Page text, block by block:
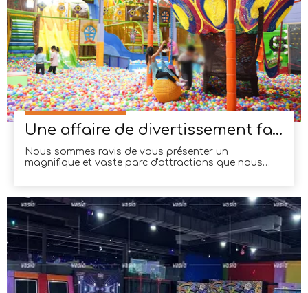
Une affaire de divertissement familial à Melbourne, en Australie
Nous sommes ravis de vous présenter un
magnifique et vaste parc d'attractions que nous
ultramoderne propose un large éventail d'activités
passionnantes pour tous les âges. Des trampolines
exaltants aux jeux intérieurs ludiques